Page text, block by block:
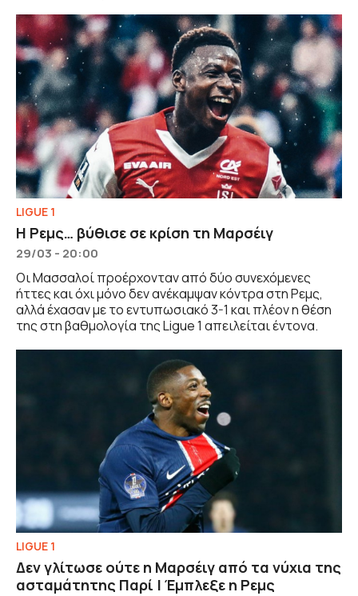
LIGUE 1
Η Ρεμς… βύθισε σε κρίση τη Μαρσέιγ
29/03 - 20:00
Οι Μασσαλοί προέρχονταν από δύο συνεχόμενες
ήττες και όχι μόνο δεν ανέκαμψαν κόντρα στη Ρεμς,
αλλά έχασαν με το εντυπωσιακό 3-1 και πλέον η θέση
της στη βαθμολογία της Ligue 1 απειλείται έντονα.
LIGUE 1
Δεν γλίτωσε ούτε η Μαρσέιγ από τα νύχια της
ασταμάτητης Παρί | Έμπλεξε η Ρεμς